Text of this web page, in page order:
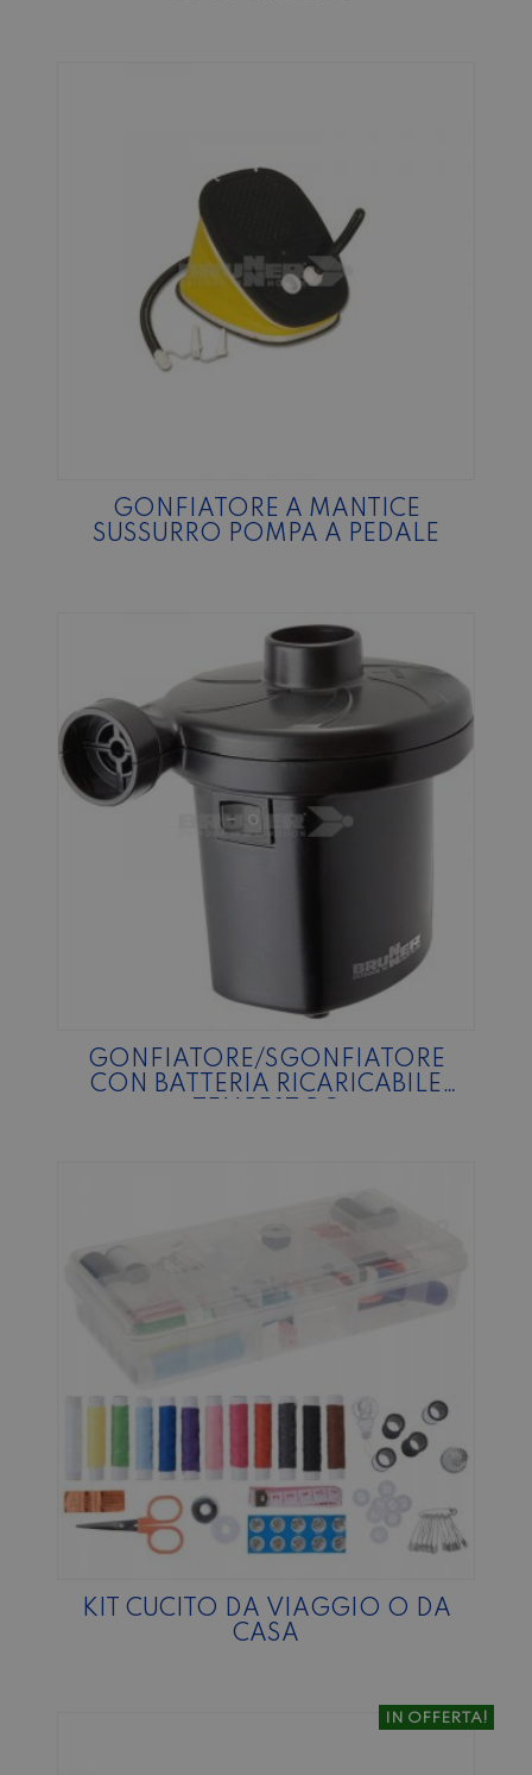
GONFIATORE A MANTICE
SUSSURRO POMPA A PEDALE
GONFIATORE/SGONFIATORE
CON BATTERIA RICARICABILE
KIT CUCITO DA VIAGGIO O DA
CASA
IN OFFERTA!